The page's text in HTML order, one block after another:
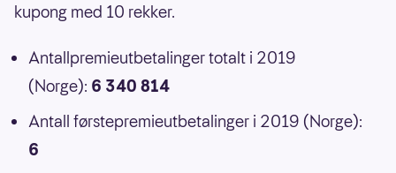
kupong med 10 rekker.
Antallpremieutbetalinger totalt i 2019
(Norge): 6 340 814
Antall førstepremieutbetalinger i 2019 (Norge):
6